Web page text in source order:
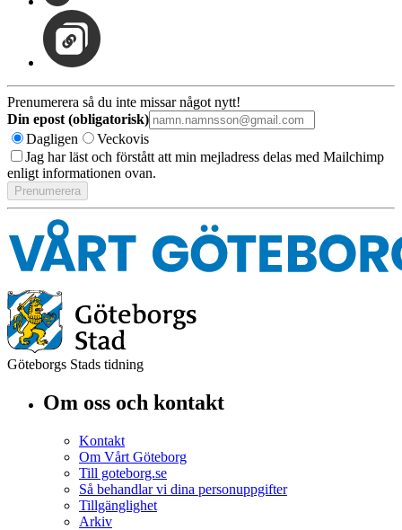
Prenumerera så du inte missar något nytt!
Din epost (obligatorisk)
Dagligen
Veckovis
Jag har läst och förstått att min mejladress delas med Mailchimp
enligt informationen ovan.
Göteborgs Stads tidning
Om oss och kontakt
Kontakt
Om Vårt Göteborg
Till goteborg.se
Så behandlar vi dina personuppgifter
Tillgänglighet
Arkiv